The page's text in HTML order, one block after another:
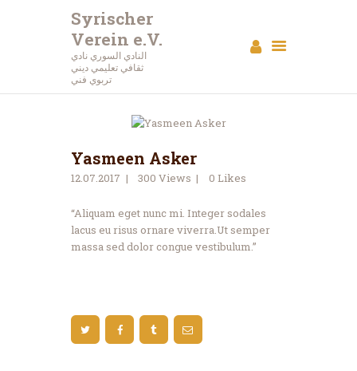
Syrischer
Verein e.V.
النادي السوري نادي
ثقافي تعليمي ديني
تربوي فني
Syrischer Verein e.V.
النادي السوري نادي ثقافي تعليمي ديني تربوي فني
استديو الصور
اتصل بنا
Yasmeen Asker
12.07.2017 300 Views 0 Likes
“Aliquam eget nunc mi. Integer sodales
lacus eu risus ornare viverra.Ut semper
massa sed dolor congue vestibulum.”